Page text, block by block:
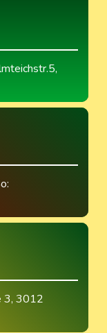
3, 3012